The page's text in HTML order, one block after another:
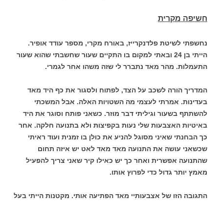
חשיפה מקרית
נחשפתי לשיטת פלדנקרייז, באורח מקרי, מספר עודד אופיר.
הייתי בן 24 ובאתי למקום בו התקיים שעור שחשבתי שהוא שעור
התעמלות. מהר מאד נתברר לי שזה משהו אחר לגמרי.
המדריך הורה לשכב על הצד, לפתוח ולסגור את כף היד מאד
בעדינות. אמרתי לעצמי מה השטויות האלה. אבל המשכתי
להשתתף בשעור וגיליתי דבר מוזר. כשאני פותח וסוגר את היד
באיטיות האצבעות שלי נעות בקפיצות ולא בתנועה חלקה. אחר
כך הבחנתי שאיני מסוגל להניע את כולן בו זמנית ועוד ראיתי
שכשאני עושה את התנועה מאד מאד לאט יש איזה תחום
שהתנועה אפשרית ואחר כך יש כאילו קיר שאני צריך להפעיל
מאמץ יותר גדול כדי לפרוץ אותו.
התגובה הזו של אצבעותיי מאד הפתיעה אותי. מקטנות הייתי בעל